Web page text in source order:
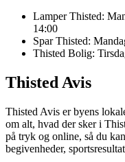
Lamper Thisted:
14:00
Spar Thisted:
Thisted Bolig:
Thisted Avis
Thisted Avis er byens
om alt, hvad der sker i
på tryk og online, så du
begivenheder,